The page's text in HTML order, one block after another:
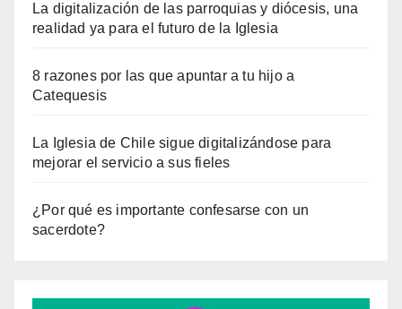
La digitalización de las parroquias y diócesis, una
realidad ya para el futuro de la Iglesia
8 razones por las que apuntar a tu hijo a
Catequesis
La Iglesia de Chile sigue digitalizándose para
mejorar el servicio a sus fieles
¿Por qué es importante confesarse con un
sacerdote?